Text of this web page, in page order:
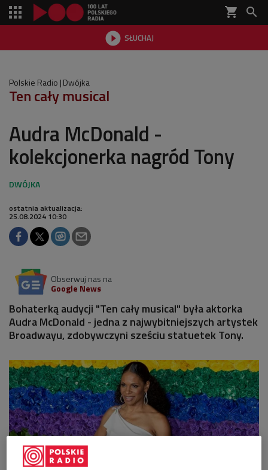
shopping_cart 
 SŁUCHAJ

Polskie Radio Dwójka
Ten cały musical
Audra McDonald -
kolekcjonerka nagród Tony
ostatnia aktualizacja:
25.08.2024 10:30
Obserwuj nas na
Google News
Bohaterką audycji "Ten cały musical" była aktorka
Audra McDonald - jedna z najwybitniejszych artystek
Broadwayu, zdobywczyni sześciu statuetek Tony.